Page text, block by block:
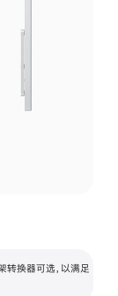
换器可选，以满足